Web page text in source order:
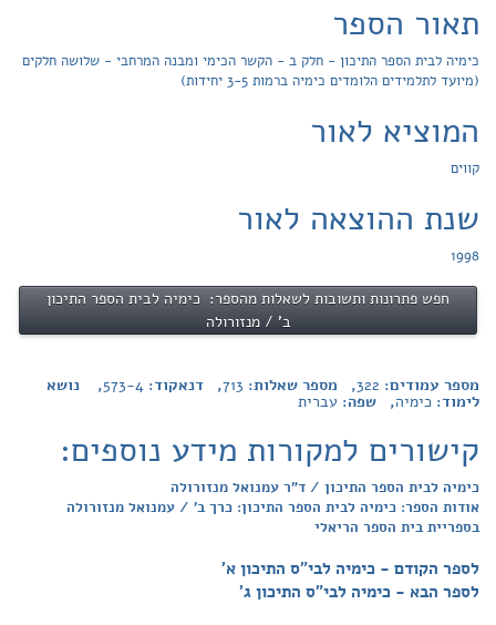
תאור הספר
כימיה לבית הספר התיכון - חלק ב - הקשר הכימי ומבנה המרחבי - שלושה חלקים
(מיועד לתלמידים הלומדים כימיה ברמות 3-5 יחידות)
המוציא לאור
קווים
שנת ההוצאה לאור
1998
חפש פתרונות ותשובות לשאלות מהספר: כימיה לבית הספר התיכון
ב' / מנזורולה
מספר עמודים: 322, מספר שאלות: 713, דנאקוד: 573-4, נושא
לימוד: כימיה, שפה: עברית
קישורים למקורות מידע נוספים:
כימיה לבית הספר התיכון / ד"ר עמנואל מנזורולה
אודות הספר: כימיה לבית הספר התיכון: כרך ב' / עמנואל מנזורולה
בספריית בית הספר הריאלי
לספר הקודם - כימיה לבי"ס התיכון א'
לספר הבא - כימיה לבי"ס התיכון ג'